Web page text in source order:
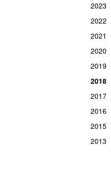
2023
2022
2021
2020
2019
2018
2017
2016
2015
2013